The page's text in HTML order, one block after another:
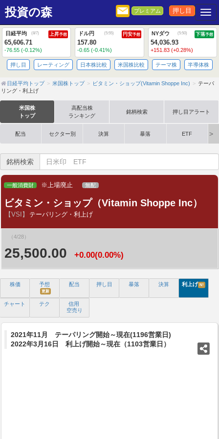
投資の森 プレミアム 押し目
日経平均 (8/7) 上昇予想
65,606.71
-76.55 (-0.12%)
ドル円 (5:55) 円安予想
157.80
-0.65 (-0.41%)
NYダウ (5:50) 下落予想
54,036.93
+151.83 (+0.28%)
押し目 レーティング 日本株比較 米国株比較 テーマ株 半導体株
日経平均トップ 米国株トップ ビタミン・ショップ(Vitamin Shoppe Inc)
テーパ
リング・利上げ
米国株
トップ
高配当株
ランキング
銘柄検索 押し目アラート
配当 セクター別 決算 暴落 ETF
銘柄検索
一般消費財 ※上場廃止 無配
ビタミン・ショップ（Vitamin Shoppe Inc）
【VSI】 テーパリング・利上げ
（4/28）
25,500.00 +0.00(0.00%)
株価 予想
更新
配当 押し目 暴落 決算 利上げ N!
チャート テク
信用
空売り
2021年11月 テーパリング開始～現在(1196営業日)
2022年3月16日 利上げ開始～現在（1103営業日）